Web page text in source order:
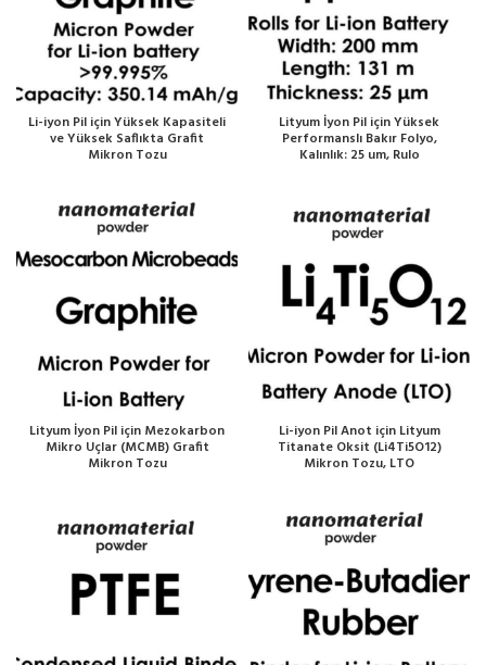
Li-iyon Pil için Yüksek Kapasiteli
ve Yüksek Saflıkta Grafit
Mikron Tozu
Lityum İyon Pil için Yüksek
Performanslı Bakır Folyo,
Kalınlık: 25 um, Rulo
Lityum İyon Pil için Mezokarbon
Mikro Uçlar (MCMB) Grafit
Mikron Tozu
Li-iyon Pil Anot için Lityum
Titanate Oksit (Li4Ti5O12)
Mikron Tozu, LTO